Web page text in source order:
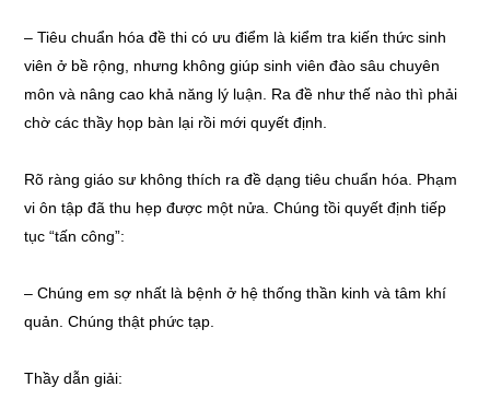
– Tiêu chuẩn hóa đề thi có ưu điểm là kiểm tra kiến thức sinh
viên ở bề rộng, nhưng không giúp sinh viên đào sâu chuyên
môn và nâng cao khả năng lý luận. Ra đề như thế nào thì phải
chờ các thầy họp bàn lại rồi mới quyết định.
Rõ ràng giáo sư không thích ra đề dạng tiêu chuẩn hóa. Phạm
vi ôn tập đã thu hẹp được một nửa. Chúng tồi quyết định tiếp
tục “tấn công”:
– Chúng em sợ nhất là bệnh ở hệ thống thần kinh và tâm khí
quản. Chúng thật phức tạp.
Thầy dẫn giải: